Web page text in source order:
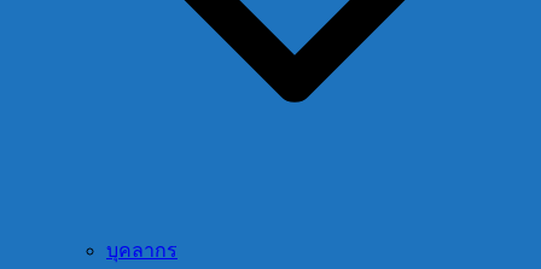
บุคลากร